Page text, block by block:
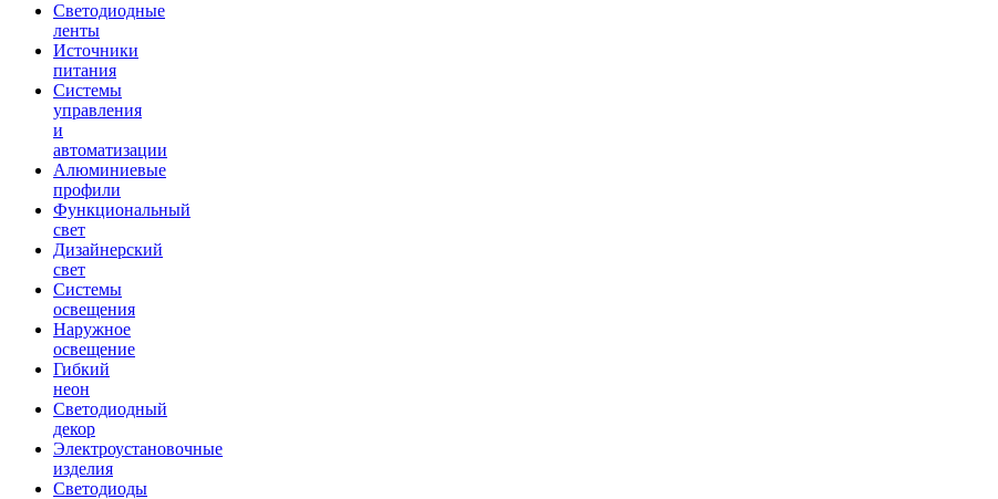
Светодиодные
ленты
Источники
питания
Системы
управления
и
автоматизации
Алюминиевые
профили
Функциональный
свет
Дизайнерский
свет
Системы
освещения
Наружное
освещение
Гибкий
неон
Светодиодный
декор
Электроустановочные
изделия
Светодиоды